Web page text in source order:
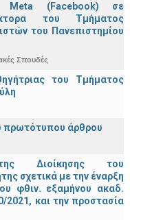
Meta (Facebook) σε
του Τμήματος
του Πανεπιστημίου
Σπουδές
του Τμήματος
πρωτότυπου άρθρου
Διοίκησης του
σχετικά με την έναρξη
φθιν. εξαμήνου ακαδ.
2021, και την προστασία